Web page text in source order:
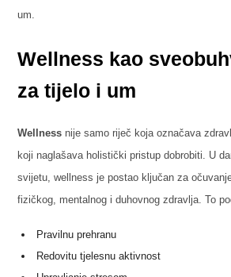
um.
Wellness kao
za tijelo i um
Wellnessnije samo riječ koja označava
koji naglašava holistički pristup dobrobiti. U
svijetu, wellness je postao ključan za
fizičkog, mentalnog i duhovnog zdravlja. To
Pravilnu prehranu
Redovitu tjelesnu aktivnost